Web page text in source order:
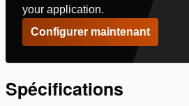
your application.
Configurer maintenant
Spécifications